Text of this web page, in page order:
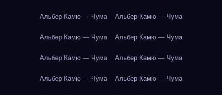
Альбер Камю — Чума Альбер Камю — Чума
Альбер Камю — Чума Альбер Камю — Чума
Альбер Камю — Чума Альбер Камю — Чума
Альбер Камю — Чума Альбер Камю — Чума